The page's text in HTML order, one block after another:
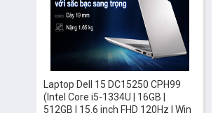
Laptop Dell 15 DC15250 CPH99
(Intel Core i5-1334U | 16GB |
512GB | 15.6 inch FHD 120Hz | Win